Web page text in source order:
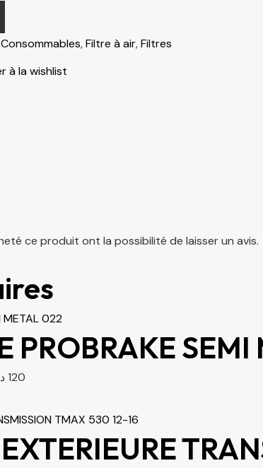
,Filtre à air,Filtres
à la wishlist
ce produit ont la possibilité de laisser un avis.
PROBRAKE
120